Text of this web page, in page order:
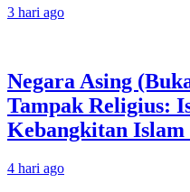
3 hari ago
Negara Asing
Tampak Religius:
Kebangkitan
4 hari ago